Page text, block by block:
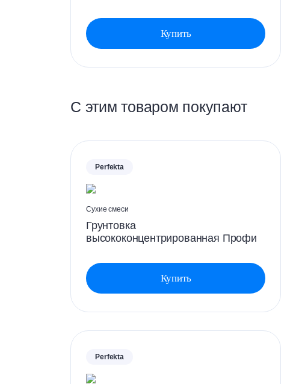
Купить
С этим товаром покупают
Perfekta
Сухие смеси
Грунтовка
высококонцентрированная Профи
Купить
Perfekta